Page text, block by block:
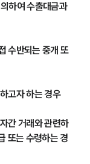
하여 수출대금과
수반되는 중개 또
고자 하는 경우
간 거래와 관련하
또는 수령하는 경